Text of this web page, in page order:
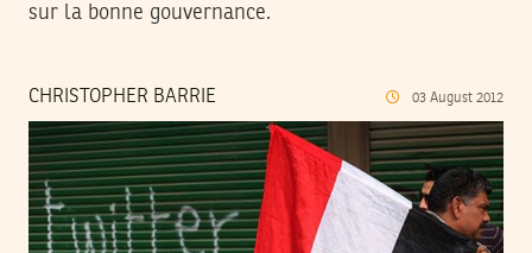
sur la bonne gouvernance.
CHRISTOPHER BARRIE 03 August 2012